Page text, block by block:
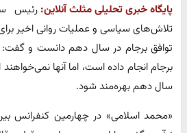
پایگاه خبری تحلیلی مثلث آنلاین: رئیس
تلاش‌های سیاسی و عملیات روانی اخیر برای
توافق برجام در سال دهم دانست و گفت:
برجام انجام داده است، اما آنها نمی‌خواهند
سال دهم بهره‌مند شود.
«محمد اسلامی» در چهارمین کنفرانس